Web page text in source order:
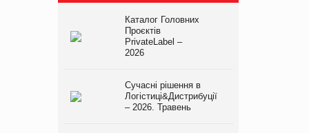
Каталог Головних
Проєктів
PrivateLabel –
2026
Сучасні рішення в
Логістиці&Дистрибуції
– 2026. Травень